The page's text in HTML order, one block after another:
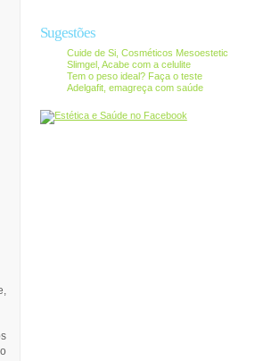
Sugestões
Cuide de Si, Cosméticos Mesoestetic
Slimgel, Acabe com a celulite
Tem o peso ideal? Faça o teste
Adelgafit, emagreça com saúde